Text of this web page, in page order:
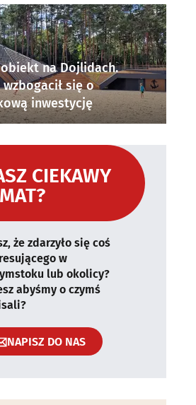
na Dojlidach.
wzbogacił się o
inwestycję
CIEKAWY
że zdarzyło się coś
w
lub okolicy?
abyśmy o czymś
NAPISZ DO NAS